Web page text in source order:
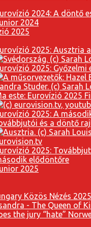
2024: A döntő
2024
2025
2025: Ausztria
2025: Győzelmi
este: Eurovízió 2025
2025: A
és a döntő
2025:
elődöntőre
2025
Közös Nézés 2025
the jury “hate”